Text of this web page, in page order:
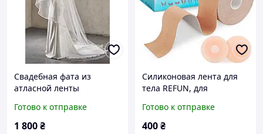
Свадебная фата из
атласной ленты
Готово к отправке
1 800₴
Силиконовая лента для
тела REFUN, для
грудью, для вечерних,
свадебных и выпускных
Готово к отправке
400₴